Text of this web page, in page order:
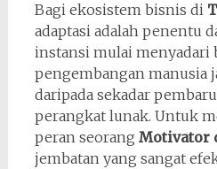
Bagi ekosistem bisnis di
adaptasi adalah penentu
instansi mulai menyadari
pengembangan manusia
daripada sekadar
perangkat lunak. Untuk
peran seorang Motivator
jembatan yang sangat